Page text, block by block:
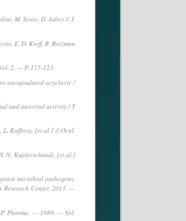
M. Sosio, D. Jabes // J.
E. D. Kieff, B. Roizman
2. — P. 115-123.
encapsulated acyclovir /
and antiviral activity / Y
L. Kuffova, [et al.] // Ocul.
N. Kupferschmidt, [et al.]
microbial pathogens:
Center, 2011. —
P. Pharma. — 1989. — Vol.